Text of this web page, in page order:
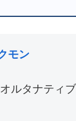
モン
ルタナティブ